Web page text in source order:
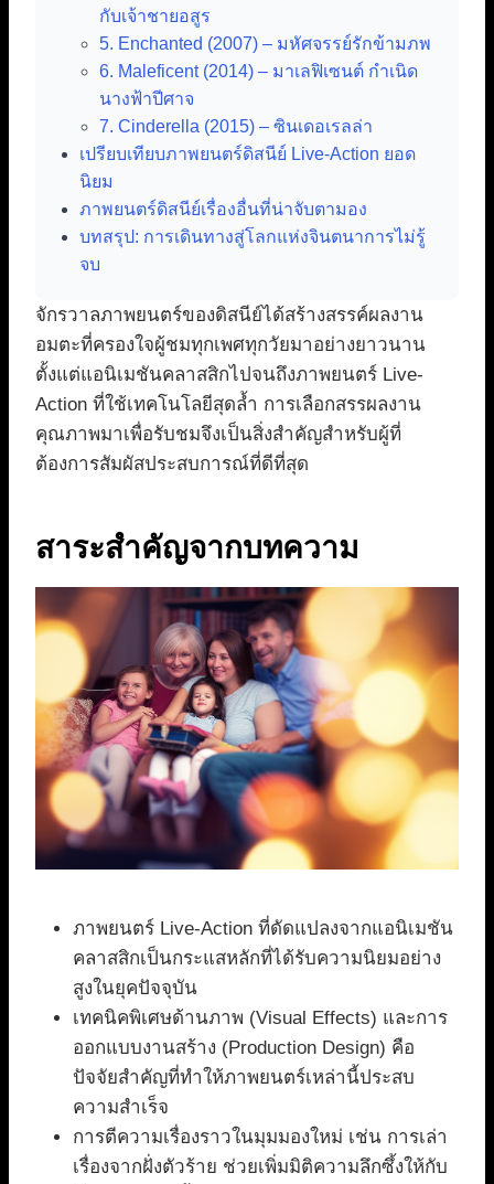
กับเจ้าชายอสูร
5. Enchanted (2007) – มหัศจรรย์รักข้ามภพ
6. Maleficent (2014) – มาเลฟิเซนต์ กำเนิด
นางฟ้าปีศาจ
7. Cinderella (2015) – ซินเดอเรลล่า
เปรียบเทียบภาพยนตร์ดิสนีย์ Live-Action ยอด
นิยม
ภาพยนตร์ดิสนีย์เรื่องอื่นที่น่าจับตามอง
บทสรุป: การเดินทางสู่โลกแห่งจินตนาการไม่รู้
จบ
จักรวาลภาพยนตร์ของดิสนีย์ได้สร้างสรรค์ผลงาน
อมตะที่ครองใจผู้ชมทุกเพศทุกวัยมาอย่างยาวนาน
ตั้งแต่แอนิเมชันคลาสสิกไปจนถึงภาพยนตร์ Live-
Action ที่ใช้เทคโนโลยีสุดล้ำ การเลือกสรรผลงาน
คุณภาพมาเพื่อรับชมจึงเป็นสิ่งสำคัญสำหรับผู้ที่
ต้องการสัมผัสประสบการณ์ที่ดีที่สุด
สาระสำคัญจากบทความ
ภาพยนตร์ Live-Action ที่ดัดแปลงจากแอนิเมชัน
คลาสสิกเป็นกระแสหลักที่ได้รับความนิยมอย่าง
สูงในยุคปัจจุบัน
เทคนิคพิเศษด้านภาพ (Visual Effects) และการ
ออกแบบงานสร้าง (Production Design) คือ
ปัจจัยสำคัญที่ทำให้ภาพยนตร์เหล่านี้ประสบ
ความสำเร็จ
การตีความเรื่องราวในมุมมองใหม่ เช่น การเล่า
เรื่องจากฝั่งตัวร้าย ช่วยเพิ่มมิติความลึกซึ้งให้กับ